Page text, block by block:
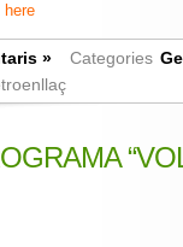
here
» Categories